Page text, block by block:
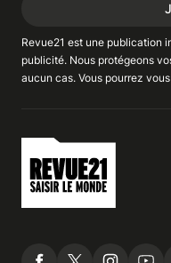
Revue21 est une publication
publicité. Nous protégeons
aucun cas. Vous pourrez vous